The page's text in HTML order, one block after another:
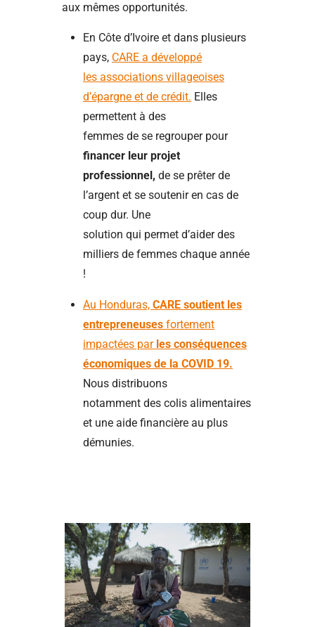
aux mêmes opportunités.
En Côte d’Ivoire et dans plusieurs
pays, CARE a développé
les associations villageoises
d’épargne et de crédit. Elles
permettent à des
femmes de se regrouper pour
financer leur projet
professionnel, de se prêter de
l’argent et se soutenir en cas de
coup dur. Une
solution qui permet d’aider des
milliers de femmes chaque année
!
Au Honduras, CARE soutient les
entrepreneuses fortement
impactées par les conséquences
économiques de la COVID 19.
Nous distribuons
notamment des colis alimentaires
et une aide financière au plus
démunies.